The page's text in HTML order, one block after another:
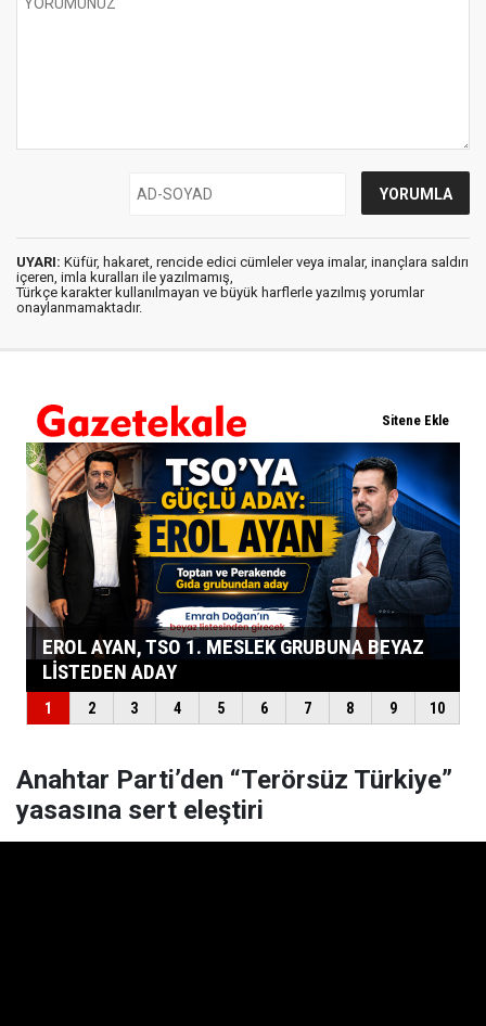
UYARI: Küfür, hakaret, rencide edici cümleler veya imalar, inançlara saldırı
içeren, imla kuralları ile yazılmamış,
Türkçe karakter kullanılmayan ve büyük harflerle yazılmış yorumlar
onaylanmamaktadır.
Anahtar Parti’den “Terörsüz Türkiye”
yasasına sert eleştiri